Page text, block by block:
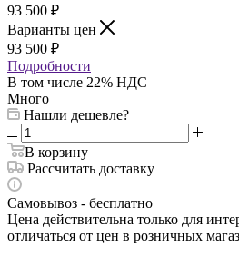
93 500 ₽
Варианты цен
93 500 ₽
Подробности
В том числе 22% НДС
Много
Нашли дешевле?
В корзину
Рассчитать доставку
Самовывоз - бесплатно
Цена действительна только для
отличаться от цен в розничных